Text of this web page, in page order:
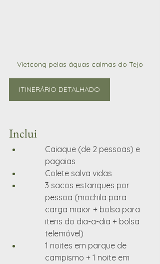
Vietcong pelas águas calmas do Tejo
ITINERÁRIO DETALHADO
Inclui
Caiaque (de 2 pessoas) e
pagaias
Colete salva vidas
3 sacos estanques por
pessoa (mochila para
carga maior + bolsa para
itens do dia-a-dia + bolsa
telemóvel)
1 noites em parque de
campismo + 1 noite em